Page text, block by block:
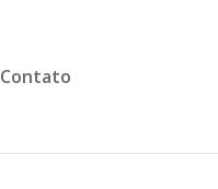
Contato